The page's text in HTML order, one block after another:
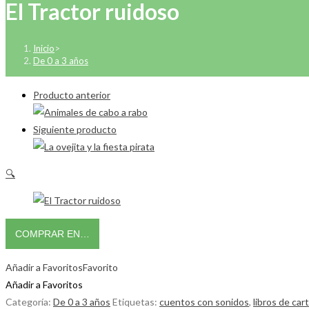
El Tractor ruidoso
Inicio>
De 0 a 3 años
Producto anterior
Siguiente producto
🔍
COMPRAR EN…
Añadir a FavoritosFavorito
Añadir a Favoritos
Categoría: De 0 a 3 años Etiquetas: cuentos con sonidos, libros de